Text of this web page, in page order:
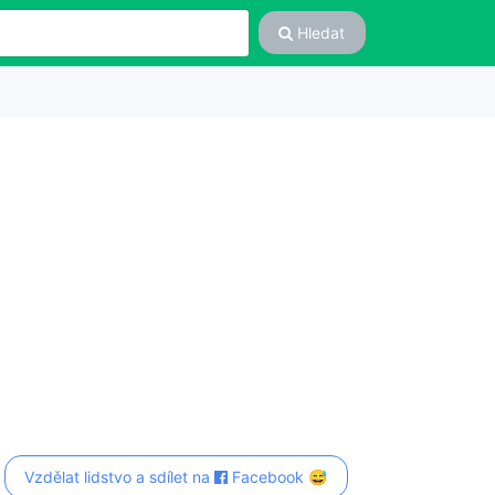
Hledat
Vzdělat lidstvo a sdílet na Facebook 😅